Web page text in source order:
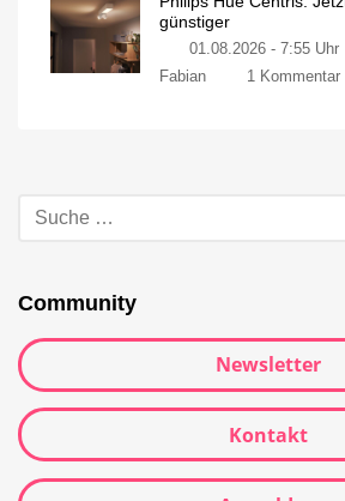
günstiger
01.08.2026 - 7:55 Uhr
Fabian
1 Kommentar
Community
Newsletter
Kontakt